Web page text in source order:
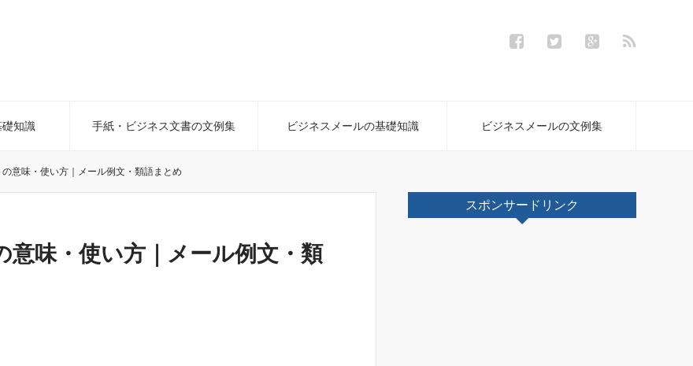
知識 手紙・ビジネス文書の文例集 ビジネスメールの基礎知識 ビジネスメールの文例集
意味・使い方｜メール例文・類語まとめ
意味・使い方｜メール例文・類
スポンサードリンク